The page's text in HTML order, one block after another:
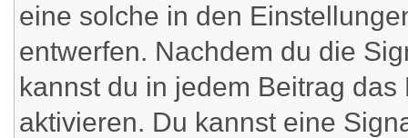
eine solche in den
entwerfen. Nachdem du die
kannst du in jedem Beitrag das
aktivieren. Du kannst eine